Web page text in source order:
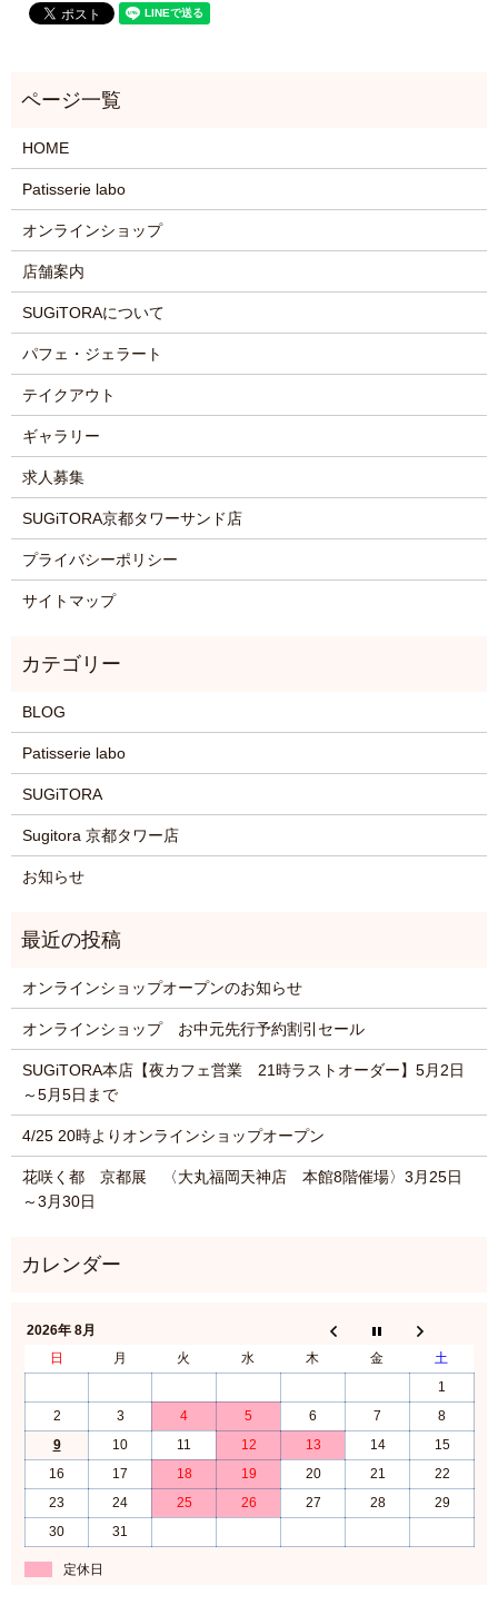
HOME
Patisserie labo
オンラインショップ
店舗案内
SUGiTORAについて
パフェ・ジェラート
テイクアウト
ギャラリー
求人募集
SUGiTORA京都タワーサンド店
プライバシーポリシー
サイトマップ
BLOG
Patisserie labo
SUGiTORA
Sugitora 京都タワー店
お知らせ
オンラインショップオープンのお知らせ
オンラインショップ お中元先行予約割引セール
SUGiTORA本店【夜カフェ営業 21時ラストオーダー】5月2日
～5月5日まで
4/25 20時よりオンラインショップオープン
花咲く都 京都展 〈大丸福岡天神店 本館8階催場〉3月25日
～3月30日
2026年 8月
日
月 火 水 木 金
土
1
2
3 4 5 6 7
8
9
10 11 12 13 14
15
16
17 18 19 20 21
22
23
24 25 26 27 28
29
30
31
定休日